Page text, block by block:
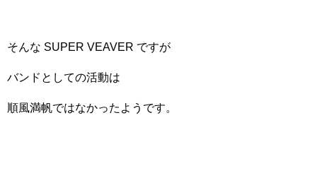
そんな SUPER VEAVER ですが
バンドとしての活動は
順風満帆ではなかったようです。